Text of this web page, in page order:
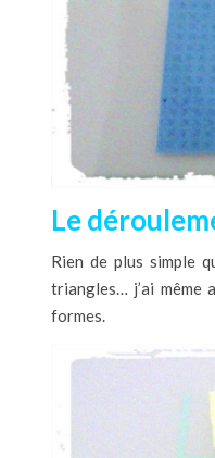
Le
Rien de plus simple
triangles… j’ai même
formes.